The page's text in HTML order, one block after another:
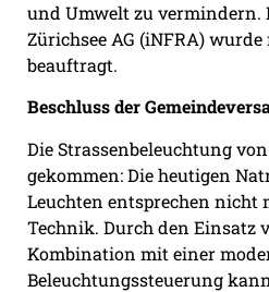
und Umwelt zu
Zürichsee AG (iNFRA)
beauftragt.
Beschluss der Gemeinde
Die Strassenbeleuchtung
gekommen: Die heutigen
Leuchten entsprechen nicht
Technik. Durch den Einsatz
Kombination mit einer
Beleuchtungssteuerung